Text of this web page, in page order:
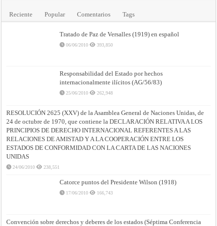
Reciente Popular Comentarios Tags
Tratado de Paz de Versalles (1919) en español
06/06/2010 393,850
Responsabilidad del Estado por hechos
internacionalmente ilícitos (AG/56/83)
25/06/2010 262,948
RESOLUCIÓN 2625 (XXV) de la Asamblea General de Naciones Unidas, de
24 de octubre de 1970, que contiene la DECLARACIÓN RELATIVA A LOS
PRINCIPIOS DE DERECHO INTERNACIONAL REFERENTES A LAS
RELACIONES DE AMISTAD Y A LA COOPERACIÓN ENTRE LOS
ESTADOS DE CONFORMIDAD CON LA CARTA DE LAS NACIONES
UNIDAS
24/06/2010 238,551
Catorce puntos del Presidente Wilson (1918)
17/06/2010 166,743
Convención sobre derechos y deberes de los estados (Séptima Conferencia